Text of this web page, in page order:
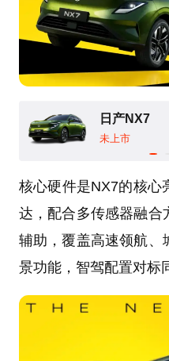
日产NX7
未上市
核心硬件是NX7的核心
达，配合多传感器融合
辅助，覆盖高速领航、
景功能，智驾配置对标